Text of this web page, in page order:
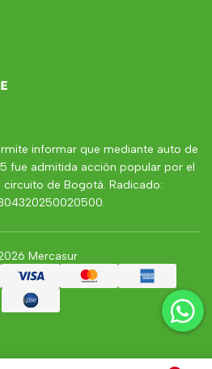
informar que mediante auto de
fue admitida acción popular por el
de Bogotá. Radicado:
Mercasur